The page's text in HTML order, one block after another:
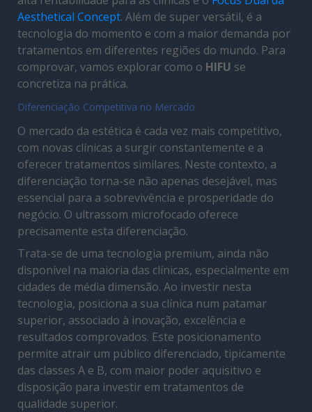
Aesthetical Concept. Além de super versátil, é a
tecnologia do momento e com a maior demanda por
tratamentos em diferentes regiões do mundo. Para
comprovar, vamos explorar como o HIFU se
concretiza na prática.
Diferenciação Competitiva no Mercado
O mercado da estética é cada vez mais competitivo,
com novas clínicas a surgir constantemente e a
oferecer tratamentos similares. Neste contexto, a
diferenciação torna-se não apenas desejável, mas
essencial para a sobrevivência e prosperidade do
negócio. O ultrassom microfocado oferece
precisamente esta diferenciação.
Trata-se de uma tecnologia premium, ainda não
disponível na maioria das clínicas, especialmente em
cidades de média dimensão. Ao investir nesta
tecnologia, posiciona a sua clínica num patamar
superior, associado à inovação, excelência e
resultados comprovados. Este posicionamento
permite atrair um público diferenciado, tipicamente
das classes A e B, com maior poder aquisitivo e
disposição para investir em tratamentos de
qualidade superior.